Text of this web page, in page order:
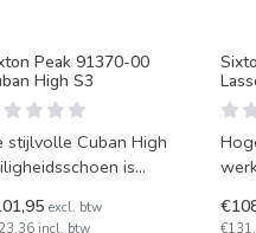
Peak 91370-00
High S3
stijlvolle Cuban High
is
excl. btw
incl. btw